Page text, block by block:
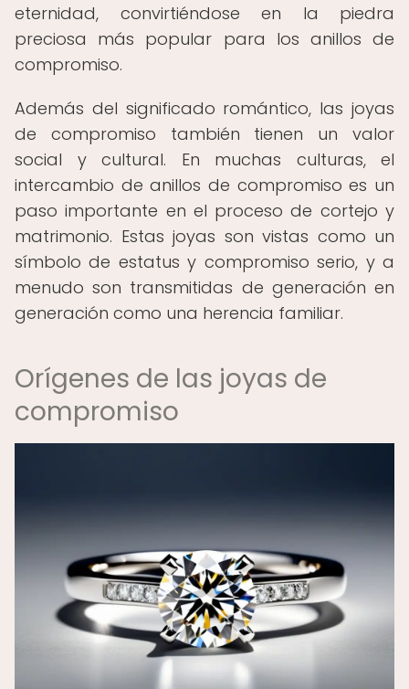
eternidad, convirtiéndose en la piedra
preciosa más popular para los anillos de
compromiso.
Además del significado romántico, las joyas
de compromiso también tienen un valor
social y cultural. En muchas culturas, el
intercambio de anillos de compromiso es un
paso importante en el proceso de cortejo y
matrimonio. Estas joyas son vistas como un
símbolo de estatus y compromiso serio, y a
menudo son transmitidas de generación en
generación como una herencia familiar.
Orígenes de las joyas de
compromiso